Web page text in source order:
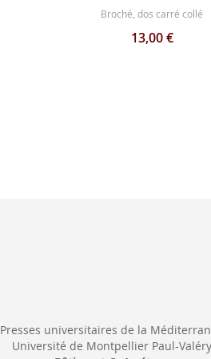
Broché, dos carré collé
13,00 €
Presses universitaires de la
Université de Montpellier Paul-Valéry